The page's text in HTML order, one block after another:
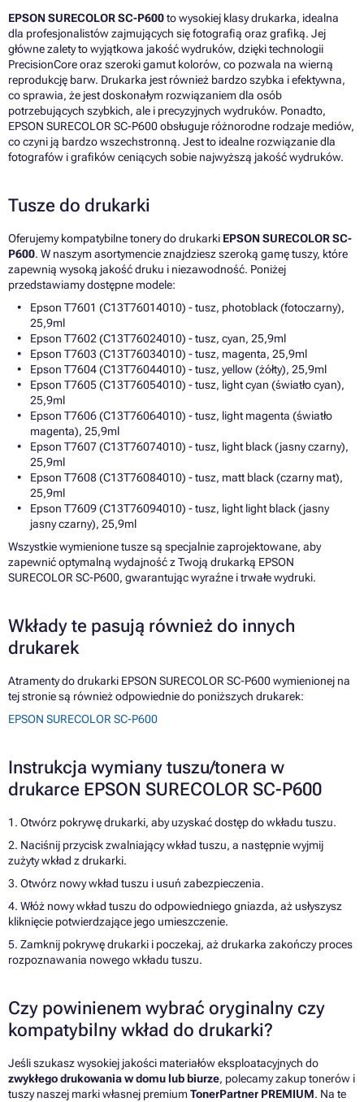
EPSON SURECOLOR SC-P600to wysokiej klasy drukarka, idealna
dla profesjonalistów zajmujących się fotografią oraz grafiką. Jej
główne zalety to wyjątkowa jakość wydruków, dzięki technologii
PrecisionCore oraz szeroki gamut kolorów, co pozwala na wierną
reprodukcję barw. Drukarka jest również bardzo szybka i efektywna,
co sprawia, że jest doskonałym rozwiązaniem dla osób
potrzebujących szybkich, ale i precyzyjnych wydruków. Ponadto,
EPSON SURECOLOR SC-P600 obsługuje różnorodne rodzaje mediów,
co czyni ją bardzo wszechstronną. Jest to idealne rozwiązanie dla
fotografów i grafików ceniących sobie najwyższą jakość wydruków.
Tusze do drukarki
Oferujemy kompatybilne tonery do drukarki EPSON SURECOLOR SC-
P600. W naszym asortymencie znajdziesz szeroką gamę tuszy, które
zapewnią wysoką jakość druku i niezawodność. Poniżej
przedstawiamy dostępne modele:
Epson T7601 (C13T76014010) - tusz, photoblack (fotoczarny),
25,9ml
Epson T7602 (C13T76024010) - tusz, cyan, 25,9ml
Epson T7603 (C13T76034010) - tusz, magenta, 25,9ml
Epson T7604 (C13T76044010) - tusz, yellow (żółty), 25,9ml
Epson T7605 (C13T76054010) - tusz, light cyan (światło cyan),
25,9ml
Epson T7606 (C13T76064010) - tusz, light magenta (światło
magenta), 25,9ml
Epson T7607 (C13T76074010) - tusz, light black (jasny czarny),
25,9ml
Epson T7608 (C13T76084010) - tusz, matt black (czarny mat),
25,9ml
Epson T7609 (C13T76094010) - tusz, light light black (jasny
jasny czarny), 25,9ml
Wszystkie wymienione tusze są specjalnie zaprojektowane, aby
zapewnić optymalną wydajność z Twoją drukarką EPSON
SURECOLOR SC-P600, gwarantując wyraźne i trwałe wydruki.
Wkłady te pasują również do innych
drukarek
Atramenty do drukarki EPSON SURECOLOR SC-P600 wymienionej na
tej stronie są również odpowiednie do poniższych drukarek:
EPSON SURECOLOR SC-P600
Instrukcja wymiany tuszu/tonera w
drukarce EPSON SURECOLOR SC-P600
1. Otwórz pokrywę drukarki, aby uzyskać dostęp do wkładu tuszu.
2. Naciśnij przycisk zwalniający wkład tuszu, a następnie wyjmij
zużyty wkład z drukarki.
3. Otwórz nowy wkład tuszu i usuń zabezpieczenia.
4. Włóż nowy wkład tuszu do odpowiedniego gniazda, aż usłyszysz
kliknięcie potwierdzające jego umieszczenie.
5. Zamknij pokrywę drukarki i poczekaj, aż drukarka zakończy proces
rozpoznawania nowego wkładu tuszu.
Czy powinienem wybrać oryginalny czy
kompatybilny wkład do drukarki?
Jeśli szukasz wysokiej jakości materiałów eksploatacyjnych do
zwykłego drukowania w domu lub biurze, polecamy zakup tonerów i
tuszy naszej marki własnej premiumTonerPartner PREMIUM. Na te